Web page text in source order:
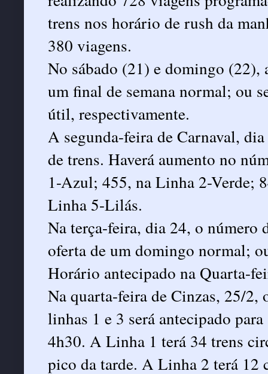
trens nos horário de rush da
380 viagens.
No sábado (21) e domingo (22),
um final de semana normal; ou
útil, respectivamente.
A segunda-feira de Carnaval,
de trens. Haverá aumento no
1-Azul; 455, na Linha 2-Verde;
Linha 5-Lilás.
Na terça-feira, dia 24, o número
oferta de um domingo normal;
Horário antecipado na Quarta-
Na quarta-feira de Cinzas, 25/2,
linhas 1 e 3 será antecipado
4h30. A Linha 1 terá 34 trens
pico da tarde. A Linha 2 terá 12